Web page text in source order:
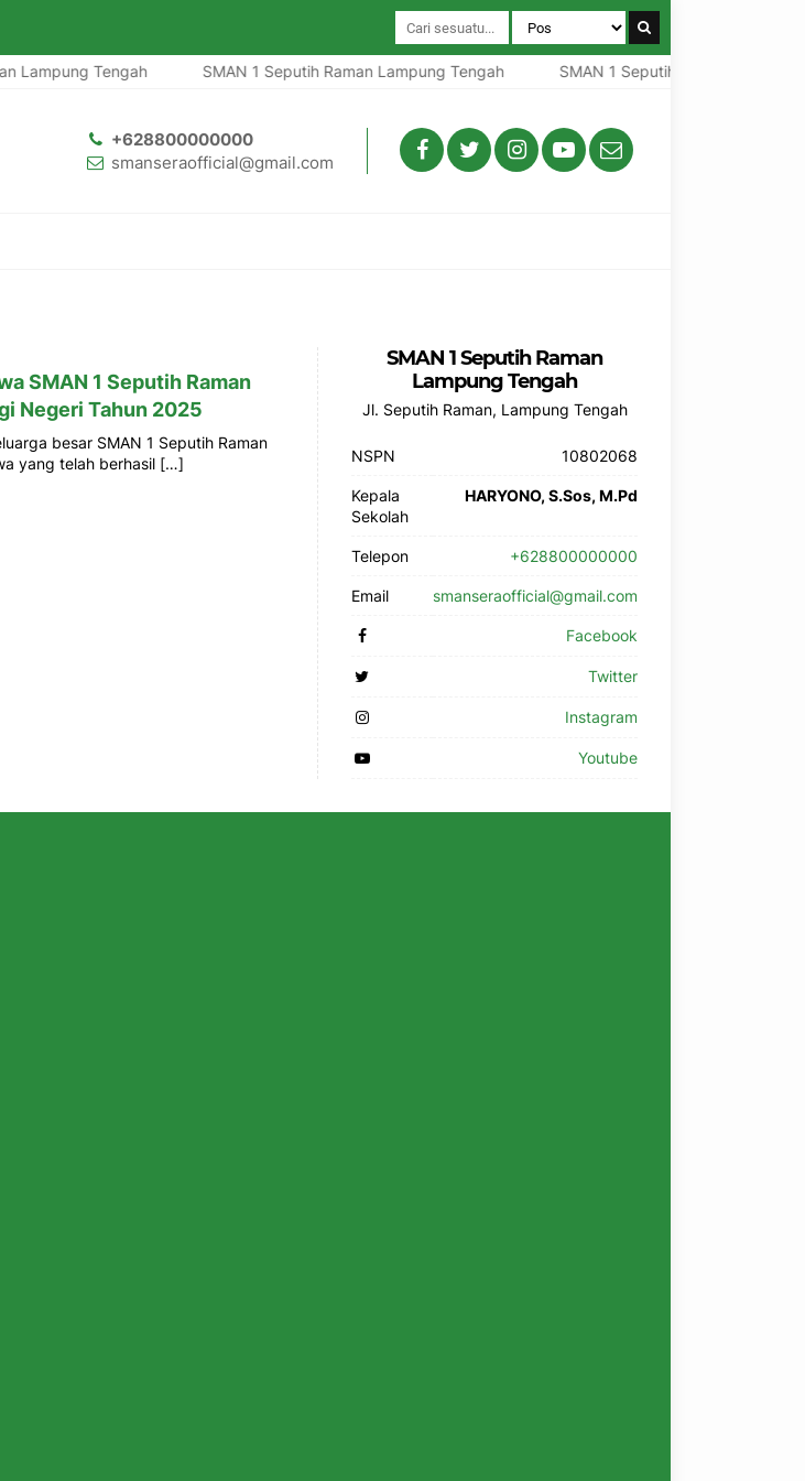
Tengah SMAN 1 Seputih Raman Lampung Tengah SMAN 1 Seputih Raman Lampung
+628800000000
smanseraofficial@gmail.com
SMAN 1 Seputih Raman
Negeri Tahun 2025
besar SMAN 1 Seputih Raman
yang telah berhasil […]
SMAN 1 Seputih Raman
Lampung Tengah
Jl. Seputih Raman, Lampung Tengah
NSPN 10802068
Kepala
Sekolah
HARYONO, S.Sos, M.Pd
Telepon +628800000000
Email smanseraofficial@gmail.com
Facebook
Twitter
Instagram
Youtube